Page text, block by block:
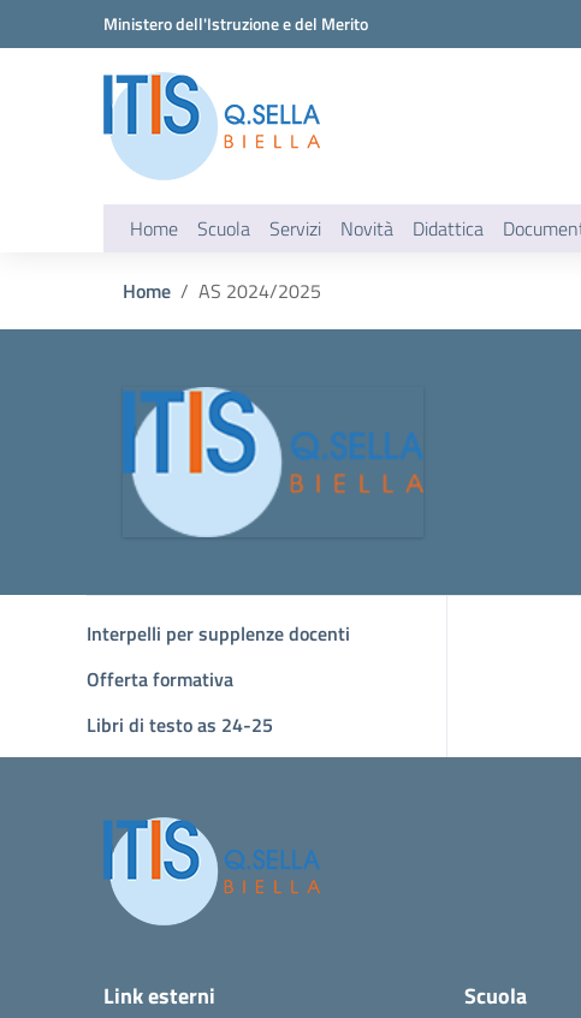
Vai ai contenuti
Vai al menu di navigazioneMinistero dell'Istruzione e del Merito
Home Scuola Servizi Novità Didattica
Home AS 2024/2025
Interpelli per supplenze docenti
Offerta formativa
Libri di testo as 24-25
Link esterni Scuola